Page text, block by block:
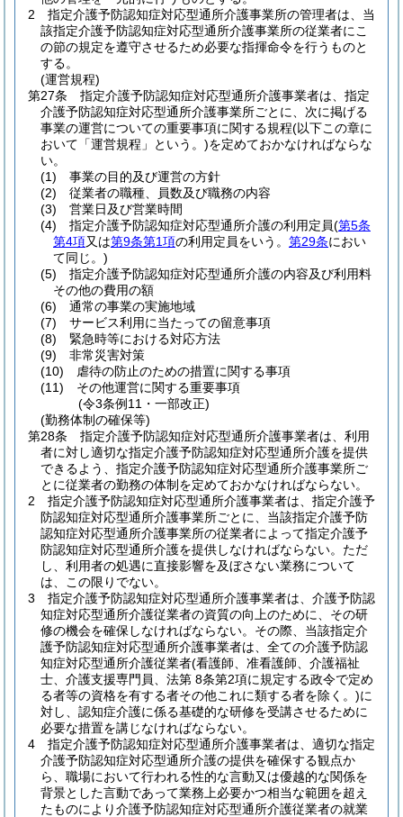
2
指定介護予防認知症対応型通所介護事業所の管理者は、当
該指定介護予防認知症対応型通所介護事業所の従業者にこ
の節の規定を遵守させるため必要な指揮命令を行うものと
する。
(運営規程)
第27条
指定介護予防認知症対応型通所介護事業者は、指定
介護予防認知症対応型通所介護事業所ごとに、次に掲げる
事業の運営についての重要事項に関する規程(以下この章に
おいて「運営規程」という。)を定めておかなければならな
い。
(1)
事業の目的及び運営の方針
(2)
従業者の職種、員数及び職務の内容
(3)
営業日及び営業時間
(4)
指定介護予防認知症対応型通所介護の利用定員(第5条
第4項又は第9条第1項の利用定員をいう。 第29条におい
て同じ。)
(5)
指定介護予防認知症対応型通所介護の内容及び利用料
その他の費用の額
(6)
通常の事業の実施地域
(7)
サービス利用に当たっての留意事項
(8)
緊急時等における対応方法
(9)
非常災害対策
(10)
虐待の防止のための措置に関する事項
(11)
その他運営に関する重要事項
(令3条例11・一部改正)
(勤務体制の確保等)
第28条
指定介護予防認知症対応型通所介護事業者は、利用
者に対し適切な指定介護予防認知症対応型通所介護を提供
できるよう、指定介護予防認知症対応型通所介護事業所ご
とに従業者の勤務の体制を定めておかなければならない。
2
指定介護予防認知症対応型通所介護事業者は、指定介護予
防認知症対応型通所介護事業所ごとに、当該指定介護予防
認知症対応型通所介護事業所の従業者によって指定介護予
防認知症対応型通所介護を提供しなければならない。 ただ
し、利用者の処遇に直接影響を及ぼさない業務について
は、この限りでない。
3
指定介護予防認知症対応型通所介護事業者は、介護予防認
知症対応型通所介護従業者の資質の向上のために、その研
修の機会を確保しなければならない。 その際、当該指定介
護予防認知症対応型通所介護事業者は、全ての介護予防認
知症対応型通所介護従業者(看護師、准看護師、介護福祉
士、介護支援専門員、法第 8条第2項に規定する政令で定め
る者等の資格を有する者その他これに類する者を除く。)に
対し、認知症介護に係る基礎的な研修を受講させるために
必要な措置を講じなければならない。
4
指定介護予防認知症対応型通所介護事業者は、適切な指定
介護予防認知症対応型通所介護の提供を確保する観点か
ら、職場において行われる性的な言動又は優越的な関係を
背景とした言動であって業務上必要かつ相当な範囲を超え
たものにより介護予防認知症対応型通所介護従業者の就業